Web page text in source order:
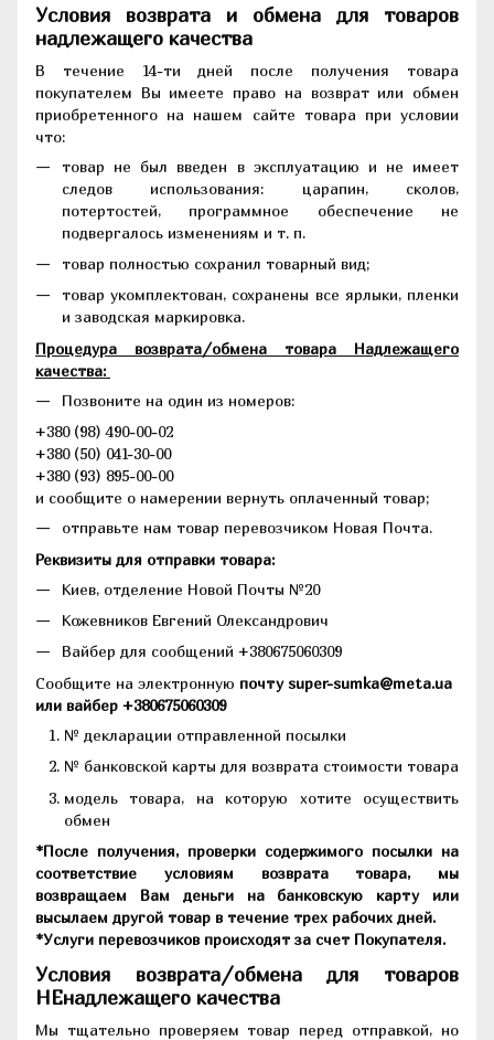
Условия возврата и обмена для товаров
надлежащего качества
В течение 14-ти дней после получения товара
покупателем Вы имеете право на возврат или обмен
приобретенного на нашем сайте товара при условии
что:
товар не был введен в эксплуатацию и не имеет
следов использования: царапин, сколов,
потертостей, программное обеспечение не
подвергалось изменениям и т. п.
товар полностью сохранил товарный вид;
товар укомплектован, сохранены все ярлыки, пленки
и заводская маркировка.
Процедура возврата/обмена товара Надлежащего
качества:
Позвоните на один из номеров:
+380 (98) 490-00-02
+380 (50) 041-30-00
+380 (93) 895-00-00
и сообщите о намерении вернуть оплаченный товар;
отправьте нам товар перевозчиком Новая Почта.
Реквизиты для отправки товара:
Киев, отделение Новой Почты №20
Кожевников Евгений Олександрович
Вайбер для сообщений +380675060309
Сообщите на электронную почту super-sumka@meta.ua
или вайбер +380675060309
№ декларации отправленной посылки
№ банковской карты для возврата стоимости товара
модель товара, на которую хотите осуществить
обмен
*После получения, проверки содержимого посылки на
соответствие условиям возврата товара, мы
возвращаем Вам деньги на банковскую карту или
высылаем другой товар в течение трех рабочих дней.
*Услуги перевозчиков происходят за счет Покупателя.
Условия возврата/обмена для товаров
НЕнадлежащего качества
Мы тщательно проверяем товар перед отправкой, но